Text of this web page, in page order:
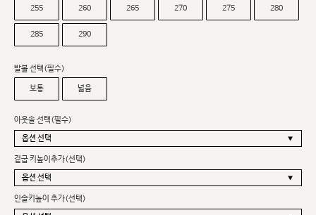
255 260 265 270 275 280
285 290
발볼 선택(필수)
보통 넓음
아웃솔 선택(필수)
겉굽 키높이추가(선택)
인솔키높이 추가(선택)